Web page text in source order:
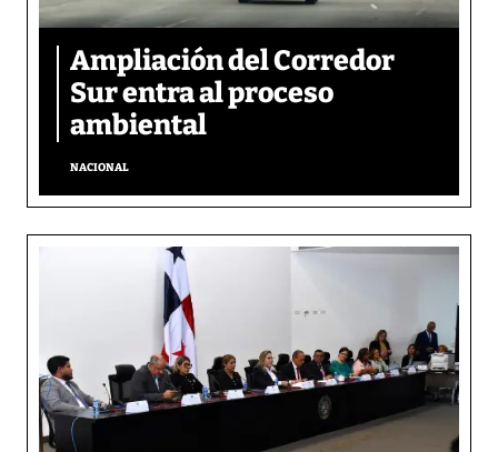
Ampliación del Corredor
Sur entra al proceso
ambiental
NACIONAL